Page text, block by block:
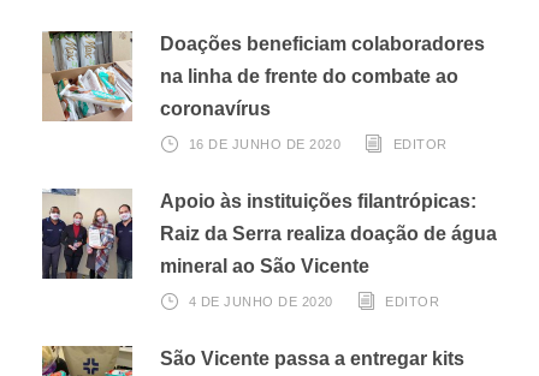
Doações beneficiam colaboradores
na linha de frente do combate ao
coronavírus
16 DE JUNHO DE 2020 EDITOR
Apoio às instituições filantrópicas:
Raiz da Serra realiza doação de água
mineral ao São Vicente
4 DE JUNHO DE 2020 EDITOR
São Vicente passa a entregar kits